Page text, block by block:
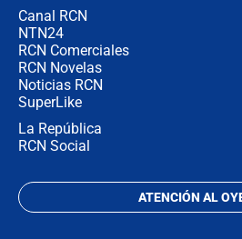
Canal RCN
NTN24
RCN Comerciales
RCN Novelas
Noticias RCN
SuperLike
La República
RCN Social
ATENCIÓN AL